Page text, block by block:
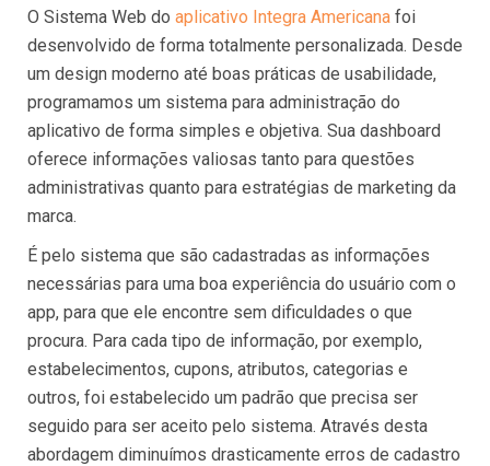
O Sistema Web do aplicativo Integra Americana foi
desenvolvido de forma totalmente personalizada. Desde
um design moderno até boas práticas de usabilidade,
programamos um sistema para administração do
aplicativo de forma simples e objetiva. Sua dashboard
oferece informações valiosas tanto para questões
administrativas quanto para estratégias de marketing da
marca.
É pelo sistema que são cadastradas as informações
necessárias para uma boa experiência do usuário com o
app, para que ele encontre sem dificuldades o que
procura. Para cada tipo de informação, por exemplo,
estabelecimentos, cupons, atributos, categorias e
outros, foi estabelecido um padrão que precisa ser
seguido para ser aceito pelo sistema. Através desta
abordagem diminuímos drasticamente erros de cadastro